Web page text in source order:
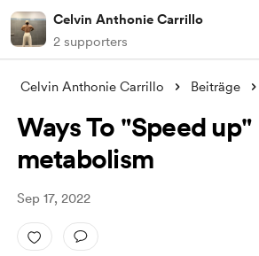
Celvin Anthonie Carrillo
2 supporters
Celvin Anthonie Carrillo Beiträge
Ways To "Speed up"
metabolism
Sep 17, 2022